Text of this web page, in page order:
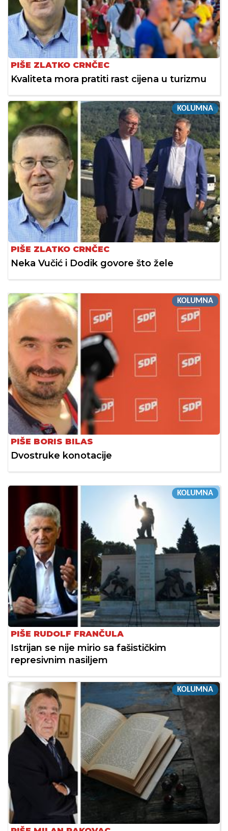
PIŠE ZLATKO CRNČEC
Kvaliteta mora pratiti rast cijena u turizmu
KOLUMNA
PIŠE ZLATKO CRNČEC
Neka Vučić i Dodik govore što žele
KOLUMNA
PIŠE BORIS BILAS
Dvostruke konotacije
KOLUMNA
PIŠE RUDOLF FRANČULA
Istrijan se nije mirio sa fašističkim
represivnim nasiljem
KOLUMNA